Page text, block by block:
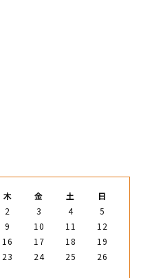
木 金 土
日
2 3 4
5
9 10 11
12
16 17 18
19
23 24 25
26